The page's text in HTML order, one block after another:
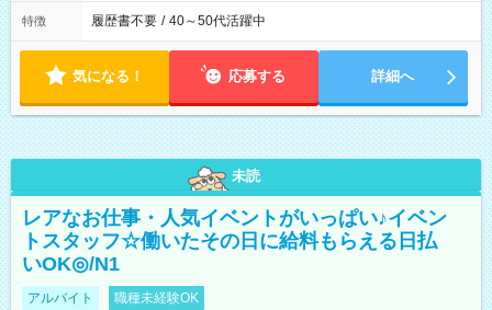
特徴 履歴書不要 / 40～50代活躍中
気になる！ 応募する 詳細へ
未読
レアなお仕事・人気イベントがいっぱい♪イベン
トスタッフ☆働いたその日に給料もらえる日払
いOK◎/N1
アルバイト 職種未経験OK